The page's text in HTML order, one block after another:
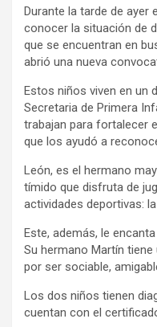
Durante la tarde de ayer
conocer la situación de
que se encuentran en
abrió una nueva
Estos niños viven en un
Secretaria de Primera
trabajan para fortalecer
que los ayudó a
León, es el hermano
tímido que disfruta de
actividades deportivas:
Este, además, le
Su hermano Martín
por ser sociable,
Los dos niños tienen
cuentan con el